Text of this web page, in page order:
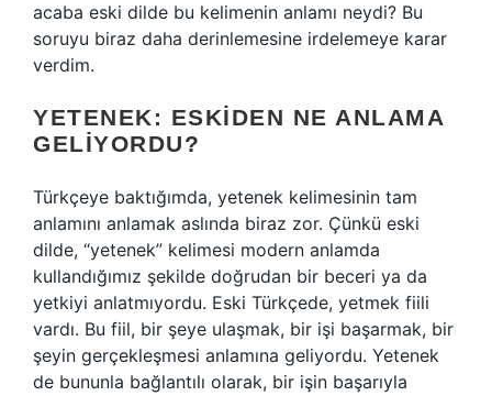
acaba eski dilde bu kelimenin anlamı neydi? Bu
soruyu biraz daha derinlemesine irdelemeye karar
verdim.
YETENEK: ESKIDEN NE ANLAMA
GELIYORDU?
Türkçeye baktığımda, yetenek kelimesinin tam
anlamını anlamak aslında biraz zor. Çünkü eski
dilde, “yetenek” kelimesi modern anlamda
kullandığımız şekilde doğrudan bir beceri ya da
yetkiyi anlatmıyordu. Eski Türkçede, yetmek fiili
vardı. Bu fiil, bir şeye ulaşmak, bir işi başarmak, bir
şeyin gerçekleşmesi anlamına geliyordu. Yetenek
de bununla bağlantılı olarak, bir işin başarıyla